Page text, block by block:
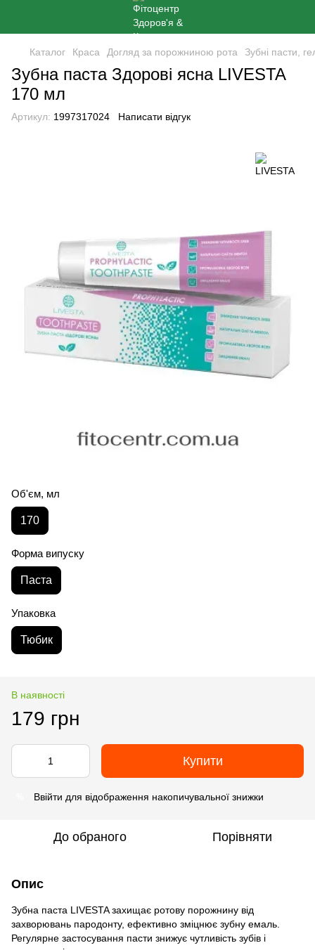
Каталог Краса Догляд за порожниною рота Зубні пасти,
Зубна паста Здорові ясна LIVESTA
170 мл
Артикул: 1997317024 Написати відгук
Об'єм, мл
170
Форма випуску
Паста
Упаковка
Тюбик
В наявності
179 грн
Купити
Ввійти для відображення накопичувальної знижки
До обраного Порівняти
Опис
Зубна паста LIVESTA захищає ротову порожнину від
захворювань пародонту, ефективно зміцнює зубну емаль.
Регулярне застосування пасти знижує чутливість зубів і